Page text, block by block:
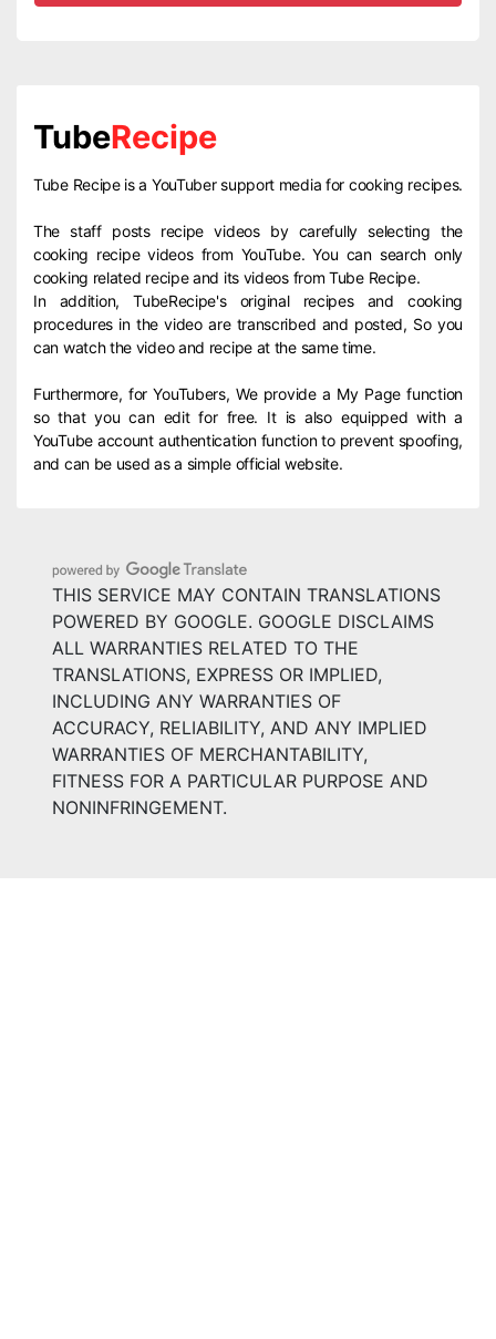
TubeRecipe
Tube Recipe is a YouTuber support media for cooking recipes.
The staff posts recipe videos by carefully selecting the
cooking recipe videos from YouTube. You can search only
cooking related recipe and its videos from Tube Recipe.
In addition, TubeRecipe's original recipes and cooking
procedures in the video are transcribed and posted, So you
can watch the video and recipe at the same time.
Furthermore, for YouTubers, We provide a My Page function
so that you can edit for free. It is also equipped with a
YouTube account authentication function to prevent spoofing,
and can be used as a simple official website.
THIS SERVICE MAY CONTAIN TRANSLATIONS
POWERED BY GOOGLE. GOOGLE DISCLAIMS
ALL WARRANTIES RELATED TO THE
TRANSLATIONS, EXPRESS OR IMPLIED,
INCLUDING ANY WARRANTIES OF
ACCURACY, RELIABILITY, AND ANY IMPLIED
WARRANTIES OF MERCHANTABILITY,
FITNESS FOR A PARTICULAR PURPOSE AND
NONINFRINGEMENT.